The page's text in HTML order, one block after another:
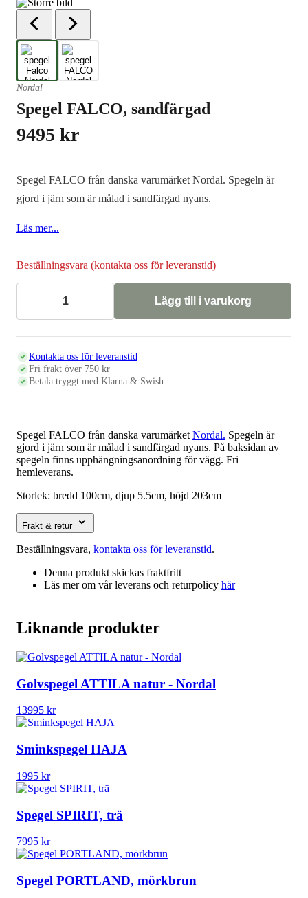
Nordal
Spegel FALCO, sandfärgad
9495 kr
Spegel FALCO från danska varumärket Nordal. Spegeln är
gjord i järn som är målad i sandfärgad nyans.
Läs mer...
Beställningsvara (kontakta oss för leveranstid)
FALCO,
Lägg till i varukorg
Kontakta oss för leveranstid
Fri frakt över 750 kr
Betala tryggt med Klarna & Swish
Spegel FALCO från danska varumärket Nordal. Spegeln är
gjord i järn som är målad i sandfärgad nyans. På baksidan av
spegeln finns upphängningsanordning för vägg. Fri
hemleverans.
Storlek: bredd 100cm, djup 5.5cm, höjd 203cm
Frakt & retur
Beställningsvara, kontakta oss för leveranstid.
Denna produkt skickas fraktfritt
Läs mer om vår leverans och returpolicy här
Liknande produkter
Golvspegel ATTILA natur - Nordal
13995 kr
Sminkspegel HAJA
1995 kr
Spegel SPIRIT, trä
7995 kr
Spegel PORTLAND, mörkbrun